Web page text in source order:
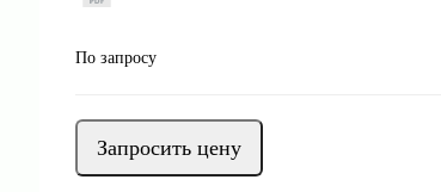
По запросу
Запросить цену